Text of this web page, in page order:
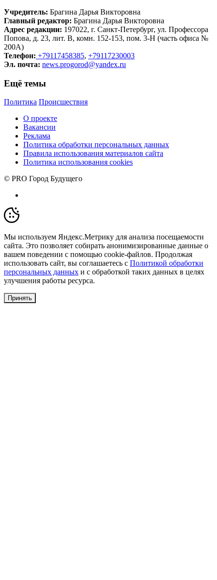
Учредитель: Брагина Дарья Викторовна
Главный редактор: Брагина Дарья Викторовна
Адрес редакции: 197022, г. Санкт-Петербург, ул. Профессора
Попова, д. 23, лит. В, комн. 152-153, пом. 3-Н (часть офиса №
200А)
Телефон: +79117458385, +79117230003
Эл. почта: news.progorod@yandex.ru
Ещё темы
Политика Происшествия
О проекте
Вакансии
Реклама
Политика обработки персональных данных
Правила использования материалов сайта
Политика использования cookies
© PRO Город Будущего
Мы используем Яндекс.Метрику для анализа посещаемости
сайта. Это позволяет собирать анонимизированные данные о
вашем поведении с помощью cookie-файлов. Продолжая
использовать сайт, вы соглашаетесь с Политикой обработки
персональных данных и с обработкой таких данных в целях
улучшения работы ресурса.
Принять